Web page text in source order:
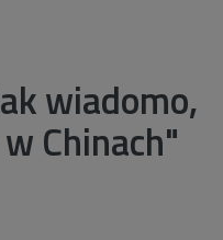
wiadomo,
Chinach"